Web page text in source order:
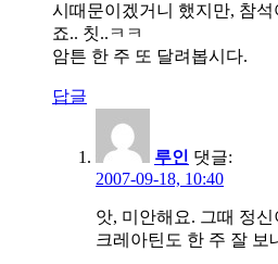
시때문이겠거니 했지만, 참
죠.. 칫..ㅋㅋ
암튼 한 주 또 달려봅시다.
답글
루인 댓글:
2007-09-18, 10:40
앗, 미안해요. 그때 정
크레아틴도 한 주 잘 보